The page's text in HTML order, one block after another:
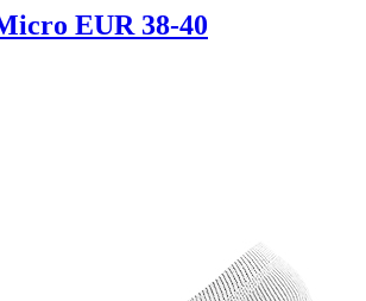
EUR 38-40